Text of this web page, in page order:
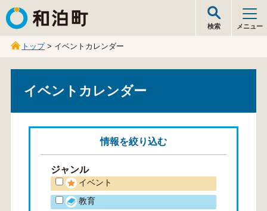
和泊町
検索 メニュー
トップ> イベントカレンダー
イベントカレンダー
情報を絞り込む
ジャンル
イベント
教育